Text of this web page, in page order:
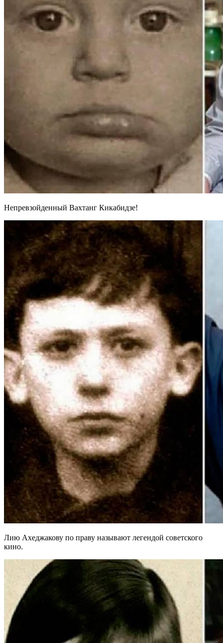
Непревзойденный Вахтанг Кикабидзе!
Лию Ахеджакову по праву называют легендой советского
кино.